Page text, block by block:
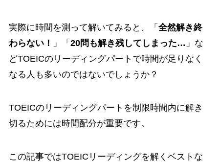
実際に時間を測って解いてみると、「 全然解き終
わらない！
」「 20問も解き残してしまった… 」な
どTOEICのリーディングパートで時間が足りなく
なる人も多いのではないでしょうか？
TOEICのリーディングパートを制限時間内に解き
切るためには時間配分が重要です。
この記事ではTOEICリーディングを解くベストな